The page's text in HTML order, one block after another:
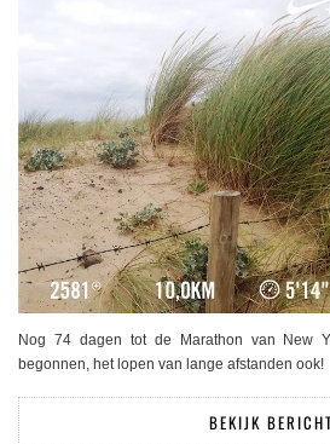
Nog 74 dagen tot de Marathon van New
begonnen, het lopen van lange afstanden ook!
BEKIJK